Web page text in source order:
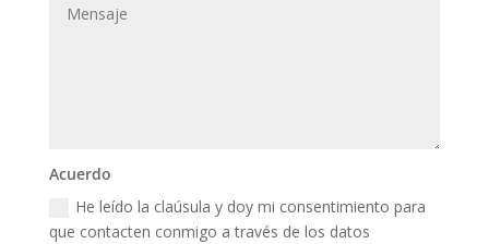
Acuerdo
He leído la claúsula y doy mi consentimiento para
que contacten conmigo a través de los datos